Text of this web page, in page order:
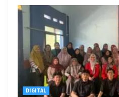
DIGITAL